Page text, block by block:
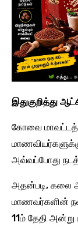
இதுகுறித்து
கோவை
அவ்வப்போது
அதன்படி, கலை
மாணவர்களின்
11ம் தேதி அன்று